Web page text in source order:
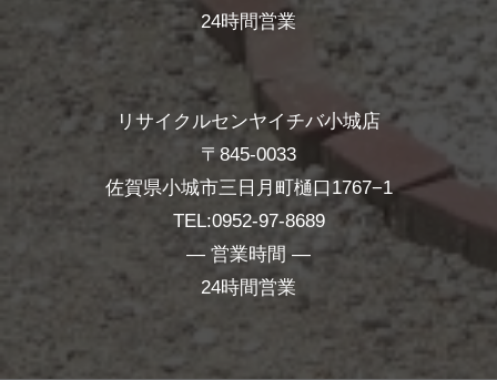
24時間営業
リサイクルセンヤイチバ小城店
〒845-0033
佐賀県小城市三日月町樋口1767−1
TEL:0952-97-8689
― 営業時間 ―
24時間営業